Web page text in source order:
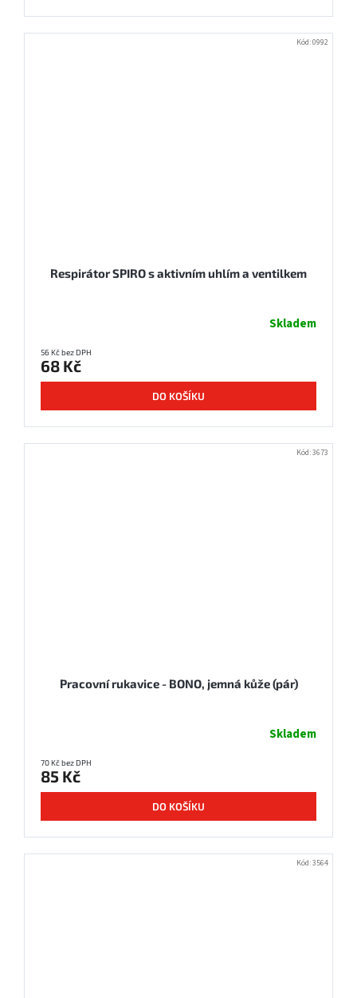
Respirátor SPIRO s aktivním uhlím a ventilkem
Skladem
56 Kč bez DPH
68 Kč
DO KOŠÍKU
Kód:0992
Pracovní rukavice - BONO, jemná kůže (pár)
Skladem
70 Kč bez DPH
85 Kč
DO KOŠÍKU
Kód:3673
Kód:3564